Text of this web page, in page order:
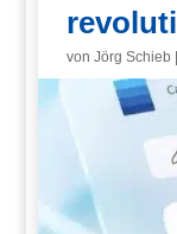
vonJörg Schieb